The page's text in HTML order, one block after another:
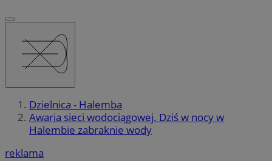
Dzielnica - Halemba
Awaria sieci wodociągowej. Dziś w nocy w
Halembie zabraknie wody
reklama